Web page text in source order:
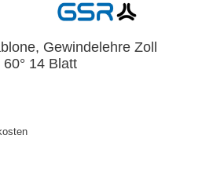
Gewindelehre Zoll
14 Blatt